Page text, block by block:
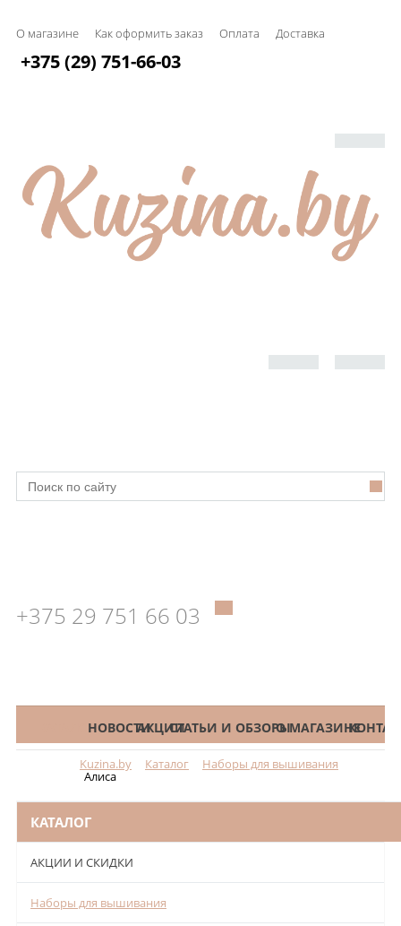
О магазине Как оформить заказ Оплата Доставка
+375 (29) 751-66-03
+375 29 751 66 03
КАТАЛОГНОВОСТИАКЦИИСТАТЬИ И ОБЗОРЫО МАГАЗИНЕ
Kuzina.by Каталог Наборы для вышивания
Алиса
КАТАЛОГ
АКЦИИ И СКИДКИ
Наборы для вышивания